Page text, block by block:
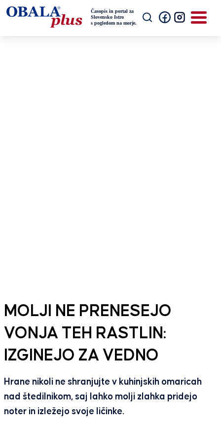
MOLJI NE PRENESEJO
VONJA TEH RASTLIN:
IZGINEJO ZA VEDNO
Hrane nikoli ne shranjujte v kuhinjskih omaricah
nad štedilnikom, saj lahko molji zlahka pridejo
noter in izležejo svoje ličinke.